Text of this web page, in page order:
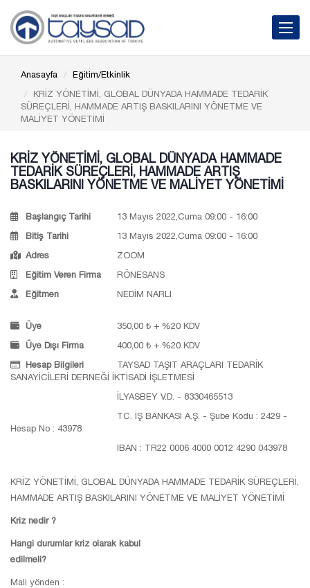
Toggle
Anasayfa
Eğitim/Etkinlik
KRİZ YÖNETİMİ, GLOBAL DÜNYADA HAMMADE TEDARİK
SÜREÇLERİ, HAMMADE ARTIŞ BASKILARINI YÖNETME VE
MALİYET YÖNETİMİ
KRİZ YÖNETİMİ, GLOBAL DÜNYADA HAMMADE
TEDARİK SÜREÇLERİ, HAMMADE ARTIŞ
BASKILARINI YÖNETME VE MALİYET YÖNETİMİ
Başlangıç Tarihi
13 Mayıs 2022,Cuma 09:00 - 16:00
Bitiş Tarihi
13 Mayıs 2022,Cuma 09:00 - 16:00
Adres
ZOOM
Eğitim Veren Firma
RÖNESANS
Eğitmen
NEDİM NARLI
Üye
350,00 ₺ + %20 KDV
Üye Dışı Firma
400,00 ₺ + %20 KDV
Hesap Bilgileri
TAYSAD TAŞIT ARAÇLARI TEDARİK
SANAYİCİLERİ DERNEĞİ İKTİSADİ İŞLETMESİ
İLYASBEY V.D. - 8330465513
TC. İŞ BANKASI A.Ş. - Şube Kodu : 2429 -
Hesap No : 43978
IBAN : TR22 0006 4000 0012 4290 043978
KRİZ YÖNETİMİ, GLOBAL DÜNYADA HAMMADE TEDARİK SÜREÇLERİ,
HAMMADE ARTIŞ BASKILARINI YÖNETME VE MALİYET YÖNETİMİ
Kriz nedir ?
Hangi durumlar kriz olarak kabul
Mali yönden :